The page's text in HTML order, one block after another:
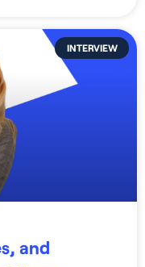
INTERVIEW
and